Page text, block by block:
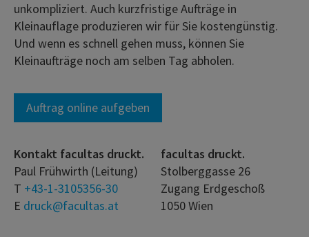
unkompliziert. Auch kurzfristige Aufträge in
Kleinauflage produzieren wir für Sie kostengünstig.
Und wenn es schnell gehen muss, können Sie
Kleinaufträge noch am selben Tag abholen.
Auftrag online aufgeben
Kontakt facultas druckt.
Paul Frühwirth (Leitung)
T +43-1-3105356-30
E druck@facultas.at
facultas druckt.
Stolberggasse 26
Zugang Erdgeschoß
1050 Wien